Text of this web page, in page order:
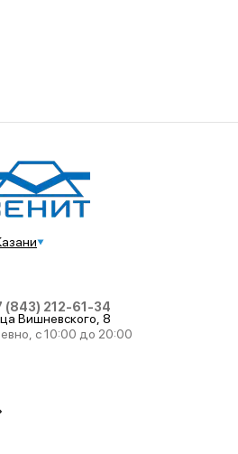
(843) 212-61-34
Вишневского, 8
с 10:00 до 20:00